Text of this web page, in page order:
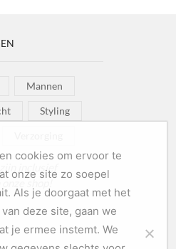
Mannen
Styling
inclusief
shop!
cookies om ervoor te
onze site zo soepel
Als je doorgaat met het
deze site, gaan we
je ermee instemt. We